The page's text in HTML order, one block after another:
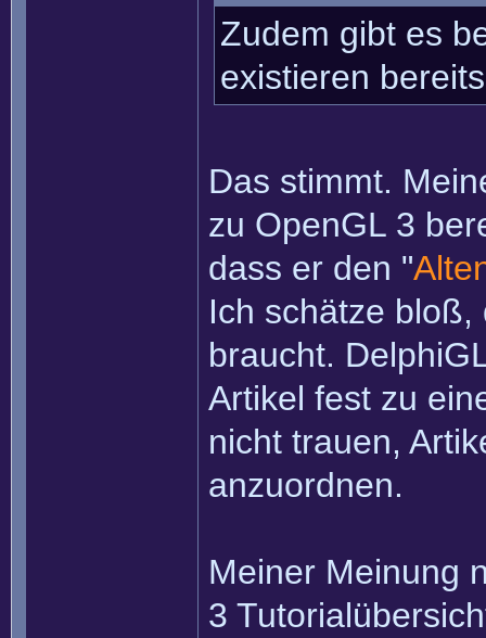
Zudem gibt es
existieren
Das stimmt.
zu OpenGL 3
dass er den "
Ich schätze
braucht.
Artikel fest zu
nicht trauen,
anzuordnen.
Meiner Meinung
3